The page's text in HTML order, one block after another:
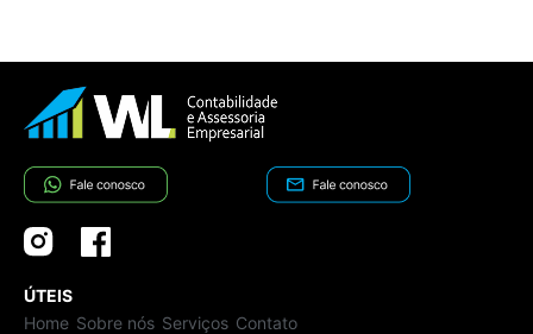
ÚTEIS
Home Sobre nós Serviços Contato